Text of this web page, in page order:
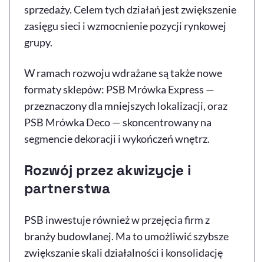
sprzedaży. Celem tych działań jest zwiększenie
zasięgu sieci i wzmocnienie pozycji rynkowej
grupy.
W ramach rozwoju wdrażane są także nowe
formaty sklepów: PSB Mrówka Express —
przeznaczony dla mniejszych lokalizacji, oraz
PSB Mrówka Deco — skoncentrowany na
segmencie dekoracji i wykończeń wnętrz.
Rozwój przez akwizycje i
partnerstwa
PSB inwestuje również w przejęcia firm z
branży budowlanej. Ma to umożliwić szybsze
zwiększanie skali działalności i konsolidację